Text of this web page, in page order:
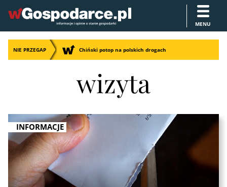
MENU
NIE PRZEGAP Chiński potop na polskich drogach
wizyta
INFORMACJE